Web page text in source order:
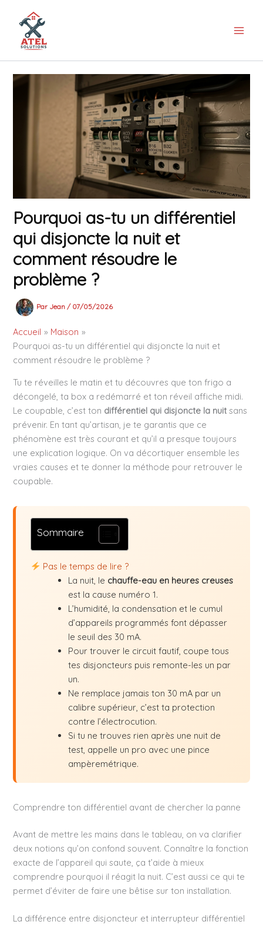
contenu
Pourquoi as-tu un différentiel
qui disjoncte la nuit et
comment résoudre le
problème ?
Par Jean / 07/05/2026
Accueil
Maison
Pourquoi as-tu un différentiel qui disjoncte la nuit et
comment résoudre le problème ?
Tu te réveilles le matin et tu découvres que ton frigo a
décongelé, ta box a redémarré et ton réveil affiche midi.
Le coupable, c’est ton différentiel qui disjoncte la nuit sans
prévenir. En tant qu’artisan, je te garantis que ce
phénomène est très courant et qu’il a presque toujours
une explication logique. On va décortiquer ensemble les
vraies causes et te donner la méthode pour retrouver le
coupable.
Sommaire
Pas le temps de lire ?
La nuit, le chauffe-eau en heures creuses
est la cause numéro 1.
L’humidité, la condensation et le cumul
d’appareils programmés font dépasser
le seuil des 30 mA.
Pour trouver le circuit fautif, coupe tous
tes disjoncteurs puis remonte-les un par
un.
Ne remplace jamais ton 30 mA par un
calibre supérieur, c’est ta protection
contre l’électrocution.
Si tu ne trouves rien après une nuit de
test, appelle un pro avec une pince
ampèremétrique.
Comprendre ton différentiel avant de chercher la panne
Avant de mettre les mains dans le tableau, on va clarifier
deux notions qu’on confond souvent. Connaître la fonction
exacte de l’appareil qui saute, ça t’aide à mieux
comprendre pourquoi il réagit la nuit. C’est aussi ce qui te
permet d’éviter de faire une bêtise sur ton installation.
La différence entre disjoncteur et interrupteur différentiel